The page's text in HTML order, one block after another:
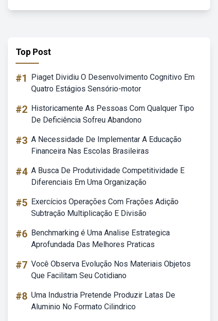
Top Post
#1
Piaget Dividiu O Desenvolvimento Cognitivo Em
Quatro Estágios Sensório-motor
#2 Historicamente As Pessoas Com Qualquer Tipo
De Deficiência Sofreu Abandono
#3 A Necessidade De Implementar A Educação
Financeira Nas Escolas Brasileiras
#4 A Busca De Produtividade Competitividade E
Diferenciais Em Uma Organização
#5 Exercícios Operações Com Frações Adição
Subtração Multiplicação E Divisão
#6 Benchmarking é Uma Analise Estrategica
Aprofundada Das Melhores Praticas
#7 Você Observa Evolução Nos Materiais Objetos
Que Facilitam Seu Cotidiano
#8 Uma Industria Pretende Produzir Latas De
Aluminio No Formato Cilindrico